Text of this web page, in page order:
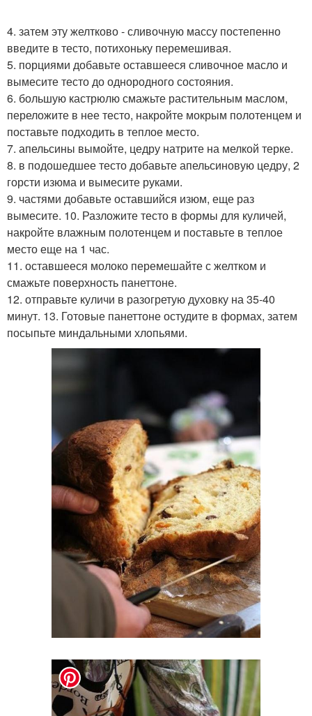
4. затем эту желтково - сливочную массу постепенно
введите в тесто, потихоньку перемешивая.
5. порциями добавьте оставшееся сливочное масло и
вымесите тесто до однородного состояния.
6. большую кастрюлю смажьте растительным маслом,
переложите в нее тесто, накройте мокрым полотенцем и
поставьте подходить в теплое место.
7. апельсины вымойте, цедру натрите на мелкой терке.
8. в подошедшее тесто добавьте апельсиновую цедру, 2
горсти изюма и вымесите руками.
9. частями добавьте оставшийся изюм, еще раз
вымесите. 10. Разложите тесто в формы для куличей,
накройте влажным полотенцем и поставьте в теплое
место еще на 1 час.
11. оставшееся молоко перемешайте с желтком и
смажьте поверхность панеттоне.
12. отправьте куличи в разогретую духовку на 35-40
минут. 13. Готовые панеттоне остудите в формах, затем
посыпьте миндальными хлопьями.